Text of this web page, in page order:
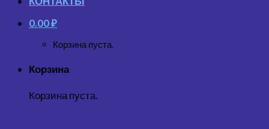
0.00₽
Корзина пуста.
Корзина
Корзина пуста.